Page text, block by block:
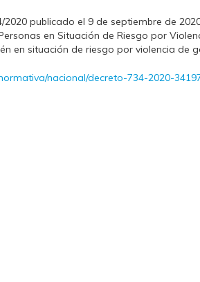
publicado el 9 de septiembre de
en Situación de Riesgo por
en situación de riesgo por violencia de
nacional/decreto-734-2020-